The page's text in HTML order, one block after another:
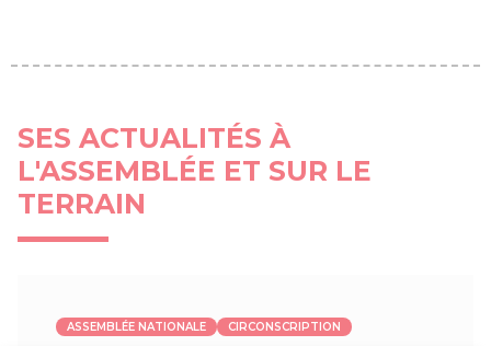
SES ACTUALITÉS À
L'ASSEMBLÉE ET SUR LE
TERRAIN
ASSEMBLÉE NATIONALE CIRCONSCRIPTION